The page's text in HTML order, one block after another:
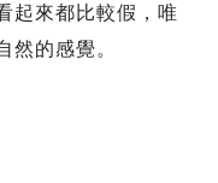
起來都比較假，唯
然的感覺。